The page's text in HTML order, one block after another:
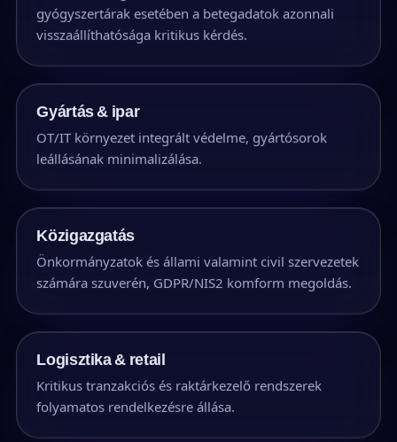
gyógyszertárak esetében a betegadatok azonnali
visszaállíthatósága kritikus kérdés.
Gyártás & ipar
OT/IT környezet integrált védelme, gyártósorok
leállásának minimalizálása.
Közigazgatás
Önkormányzatok és állami valamint civil szervezetek
számára szuverén, GDPR/NIS2 komform megoldás.
Logisztika & retail
Kritikus tranzakciós és raktárkezelő rendszerek
folyamatos rendelkezésre állása.